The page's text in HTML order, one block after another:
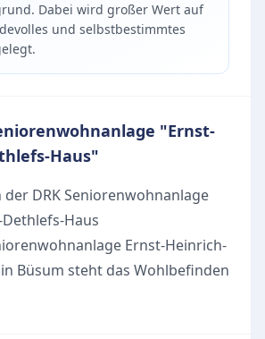
Dabei wird großer Wert auf
und selbstbestimmtes
"Ernst-
Haus"
DRK Seniorenwohnanlage
Haus
Ernst-Heinrich-
Büsum steht das Wohlbefinden
Mittelpunkt. Die Einrichtung